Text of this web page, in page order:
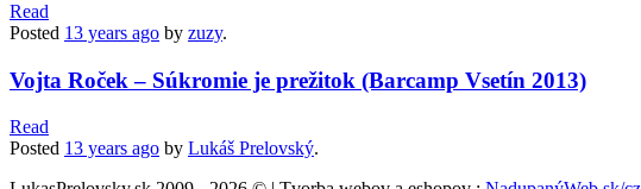
Read
Posted 13 years ago by zuzy.
Vojta Roček – Súkromie je prežitok (Barcamp Vsetín 2013)
Read
Posted 13 years ago by Lukáš Prelovský.